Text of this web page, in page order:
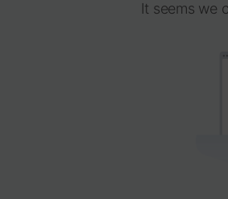
It seems we